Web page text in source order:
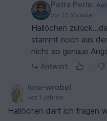
Petra Perle
vor 10 Monaten
Hallöchen
stammt noch aus
nicht so genaue
Antwort
lore-wrobel
vor 1 Jahren
Hallöchen darf ich fragen